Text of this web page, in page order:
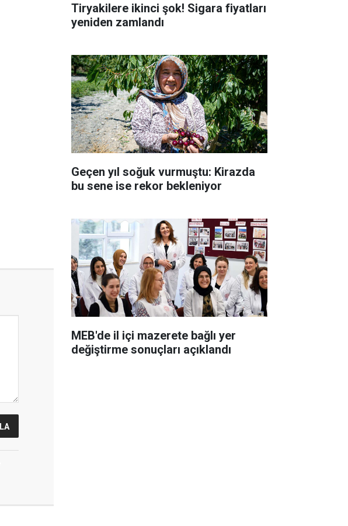
Tiryakilere ikinci şok! Sigara fiyatları
yeniden zamlandı
Geçen yıl soğuk vurmuştu: Kirazda
bu sene ise rekor bekleniyor
MEB'de il içi mazerete bağlı yer
değiştirme sonuçları açıklandı